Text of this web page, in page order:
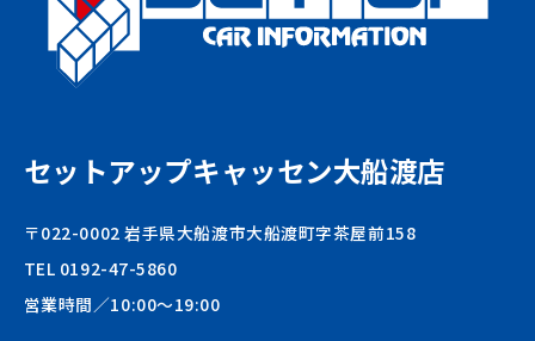
セットアップキャッセン大船渡店
〒022-0002 岩手県大船渡市大船渡町字茶屋前158
TEL 0192-47-5860
営業時間／10:00〜19:00